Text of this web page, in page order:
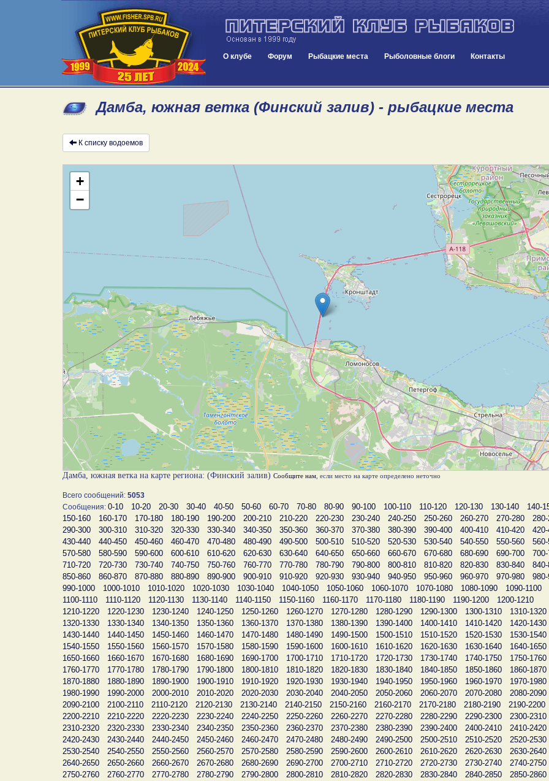
О клубе Форум Рыбацкие места Рыболовные блоги Контакты
Дамба, южная ветка (Финский залив) - рыбацкие места
К списку водоемов
+
−
Дамба, южная ветка на карте региона: (Финский залив) Сообщите нам , если место на карте определено неточно
Всего сообщений: 5053
Сообщения: 0-10 10-20 20-30 30-40 40-50 50-60 60-70 70-80 80-90 90-100 100-110 110-120 120-130 130-140
140-
150-160
160-170 170-180 180-190 190-200 200-210 210-220 220-230 230-240 240-250 250-260 260-270 270-280
290-300
300-310 310-320 320-330 330-340 340-350 350-360 360-370 370-380 380-390 390-400 400-410 410-420
430-440
440-450 450-460 460-470 470-480 480-490 490-500 500-510 510-520 520-530 530-540 540-550 550-560
570-580
580-590 590-600 600-610 610-620 620-630 630-640 640-650 650-660 660-670 670-680 680-690 690-700
710-720
720-730 730-740 740-750 750-760 760-770 770-780 780-790 790-800 800-810 810-820 820-830 830-840
850-860
860-870 870-880 880-890 890-900 900-910 910-920 920-930 930-940 940-950 950-960 960-970 970-980
990-1000
1000-1010 1010-1020 1020-1030 1030-1040 1040-1050 1050-1060 1060-1070 1070-1080 1080-1090
1090-1100
1100-1110
1110-1120 1120-1130 1130-1140 1140-1150 1150-1160 1160-1170 1170-1180 1180-1190 1190-1200
1200-1210
1210-1220
1220-1230 1230-1240 1240-1250 1250-1260 1260-1270 1270-1280 1280-1290 1290-1300 1300-1310
1310-1320
1320-1330
1330-1340 1340-1350 1350-1360 1360-1370 1370-1380 1380-1390 1390-1400 1400-1410 1410-1420
1420-1430
1430-1440
1440-1450 1450-1460 1460-1470 1470-1480 1480-1490 1490-1500 1500-1510 1510-1520 1520-1530
1530-1540
1540-1550
1550-1560 1560-1570 1570-1580 1580-1590 1590-1600 1600-1610 1610-1620 1620-1630 1630-1640
1640-1650
1650-1660
1660-1670 1670-1680 1680-1690 1690-1700 1700-1710 1710-1720 1720-1730 1730-1740 1740-1750
1750-1760
1760-1770
1770-1780 1780-1790 1790-1800 1800-1810 1810-1820 1820-1830 1830-1840 1840-1850 1850-1860
1860-1870
1870-1880
1880-1890 1890-1900 1900-1910 1910-1920 1920-1930 1930-1940 1940-1950 1950-1960 1960-1970
1970-1980
1980-1990
1990-2000 2000-2010 2010-2020 2020-2030 2030-2040 2040-2050 2050-2060 2060-2070 2070-2080
2080-2090
2090-2100
2100-2110 2110-2120 2120-2130 2130-2140 2140-2150 2150-2160 2160-2170 2170-2180 2180-2190
2190-2200
2200-2210
2210-2220 2220-2230 2230-2240 2240-2250 2250-2260 2260-2270 2270-2280 2280-2290 2290-2300
2300-2310
2310-2320
2320-2330 2330-2340 2340-2350 2350-2360 2360-2370 2370-2380 2380-2390 2390-2400 2400-2410
2410-2420
2420-2430
2430-2440 2440-2450 2450-2460 2460-2470 2470-2480 2480-2490 2490-2500 2500-2510 2510-2520
2520-2530
2530-2540
2540-2550 2550-2560 2560-2570 2570-2580 2580-2590 2590-2600 2600-2610 2610-2620 2620-2630
2630-2640
2640-2650
2650-2660 2660-2670 2670-2680 2680-2690 2690-2700 2700-2710 2710-2720 2720-2730 2730-2740
2740-2750
2750-2760
2760-2770 2770-2780 2780-2790 2790-2800 2800-2810 2810-2820 2820-2830 2830-2840 2840-2850
2850-2860